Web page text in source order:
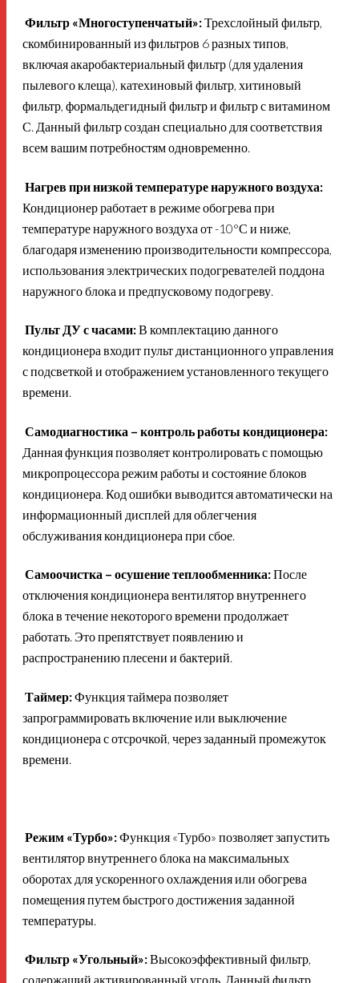
Фильтр «Многоступенчатый»:Трехслойный фильтр,
скомбинированный из фильтров 6 разных типов,
включая акаробактериальный фильтр (для удаления
пылевого клеща), катехиновый фильтр, хитиновый
фильтр, формальдегидный фильтр и фильтр с витамином
С. Данный фильтр создан специально для соответствия
всем вашим потребностям одновременно.
Нагрев при низкой температуре наружного воздуха:
Кондиционер работает в режиме обогрева при
температуре наружного воздуха от -10°С и ниже,
благодаря изменению производительности компрессора,
использования электрических подогревателей поддона
наружного блока и предпусковому подогреву.
Пульт ДУ с часами:В комплектацию данного
кондиционера входит пульт дистанционного управления
с подсветкой и отображением установленного текущего
времени.
Самодиагностика – контроль работы кондиционера:
Данная функция позволяет контролировать с помощью
микропроцессора режим работы и состояние блоков
кондиционера. Код ошибки выводится автоматически на
информационный дисплей для облегчения
обслуживания кондиционера при сбое.
Самоочистка – осушение теплообменника:После
отключения кондиционера вентилятор внутреннего
блока в течение некоторого времени продолжает
работать. Это препятствует появлению и
распространению плесени и бактерий.
Таймер:Функция таймера позволяет
запрограммировать включение или выключение
кондиционера с отсрочкой, через заданный промежуток
времени.
Режим «Турбо»:Функция «Турбо» позволяет запустить
вентилятор внутреннего блока на максимальных
оборотах для ускоренного охлаждения или обогрева
помещения путем быстрого достижения заданной
температуры.
Фильтр «Угольный»:Высокоэффективный фильтр,
содержащий активированный уголь. Данный фильтр